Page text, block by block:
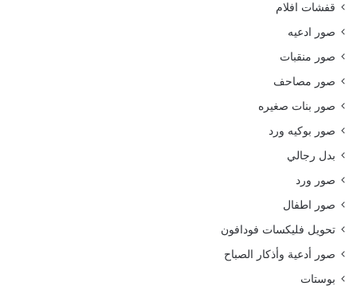
قفشات افلام
صور ادعيه
صور منقبات
صور مصاحف
صور بنات صغيره
صور بوكيه ورد
بدل رجالي
صور ورد
صور اطفال
تحويل فليكسات فودافون
صور أدعية وأذكار الصباح
بوستات